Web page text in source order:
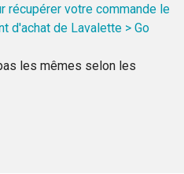
récupérer votre commande le
d'achat de Lavalette > Go
les mêmes selon les